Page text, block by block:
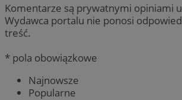
Komentarze są prywatnymi opiniami
Wydawca portalu nie ponosi
treść.
* pola obowiązkowe
Najnowsze
Popularne